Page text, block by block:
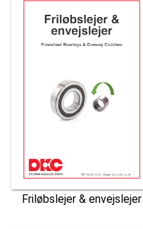
Friløbslejer & envejslejer